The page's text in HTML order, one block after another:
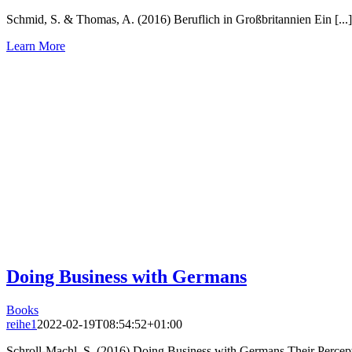
Schmid, S. & Thomas, A. (2016) Beruflich in Großbritannien Ein [...]
Learn More
Doing Business with Germans
Books
reihe1 2022-02-19T08:54:52+01:00